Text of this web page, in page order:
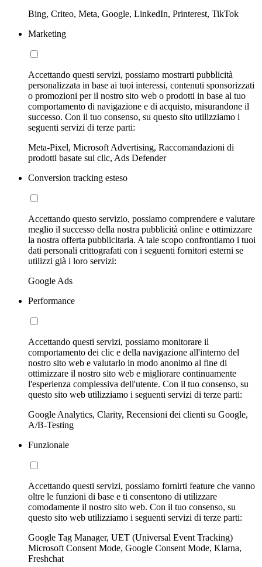
Bing, Criteo, Meta, Google, LinkedIn, Printerest, TikTok
Marketing
Accettando questi servizi, possiamo mostrarti pubblicità
personalizzata in base ai tuoi interessi, contenuti sponsorizzati
o promozioni per il nostro sito web o prodotti in base al tuo
comportamento di navigazione e di acquisto, misurandone il
successo. Con il tuo consenso, su questo sito utilizziamo i
seguenti servizi di terze parti:
Meta-Pixel, Microsoft Advertising, Raccomandazioni di
prodotti basate sui clic, Ads Defender
Conversion tracking esteso
Accettando questo servizio, possiamo comprendere e valutare
meglio il successo della nostra pubblicità online e ottimizzare
la nostra offerta pubblicitaria. A tale scopo confrontiamo i tuoi
dati personali crittografati con i seguenti fornitori esterni se
utilizzi già i loro servizi:
Google Ads
Performance
Accettando questi servizi, possiamo monitorare il
comportamento dei clic e della navigazione all'interno del
nostro sito web e valutarlo in modo anonimo al fine di
ottimizzare il nostro sito web e migliorare continuamente
l'esperienza complessiva dell'utente. Con il tuo consenso, su
questo sito web utilizziamo i seguenti servizi di terze parti:
Google Analytics, Clarity, Recensioni dei clienti su Google,
A/B-Testing
Funzionale
Accettando questi servizi, possiamo fornirti feature che vanno
oltre le funzioni di base e ti consentono di utilizzare
comodamente il nostro sito web. Con il tuo consenso, su
questo sito web utilizziamo i seguenti servizi di terze parti:
Google Tag Manager, UET (Universal Event Tracking)
Microsoft Consent Mode, Google Consent Mode, Klarna,
Freshchat